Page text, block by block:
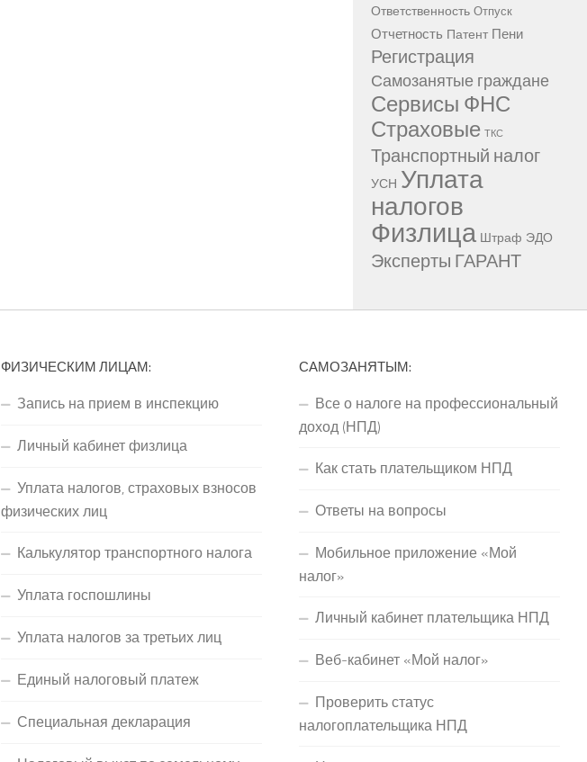
Ответственность Отпуск
Отчетность Патент Пени
Регистрация
Самозанятые граждане
Сервисы ФНС
Страховые ТКС
Транспортный налог
УСН Уплата
налогов
Физлица Штраф ЭДО
Эксперты ГАРАНТ
ФИЗИЧЕСКИМ ЛИЦАМ:
Запись на прием в инспекцию
Личный кабинет физлица
Уплата налогов, страховых взносов
физических лиц
Калькулятор транспортного налога
Уплата госпошлины
Уплата налогов за третьих лиц
Единый налоговый платеж
Специальная декларация
САМОЗАНЯТЫМ:
Все о налоге на профессиональный
доход (НПД)
Как стать плательщиком НПД
Ответы на вопросы
Мобильное приложение «Мой
налог»
Личный кабинет плательщика НПД
Веб-кабинет «Мой налог»
Проверить статус
налогоплательщика НПД